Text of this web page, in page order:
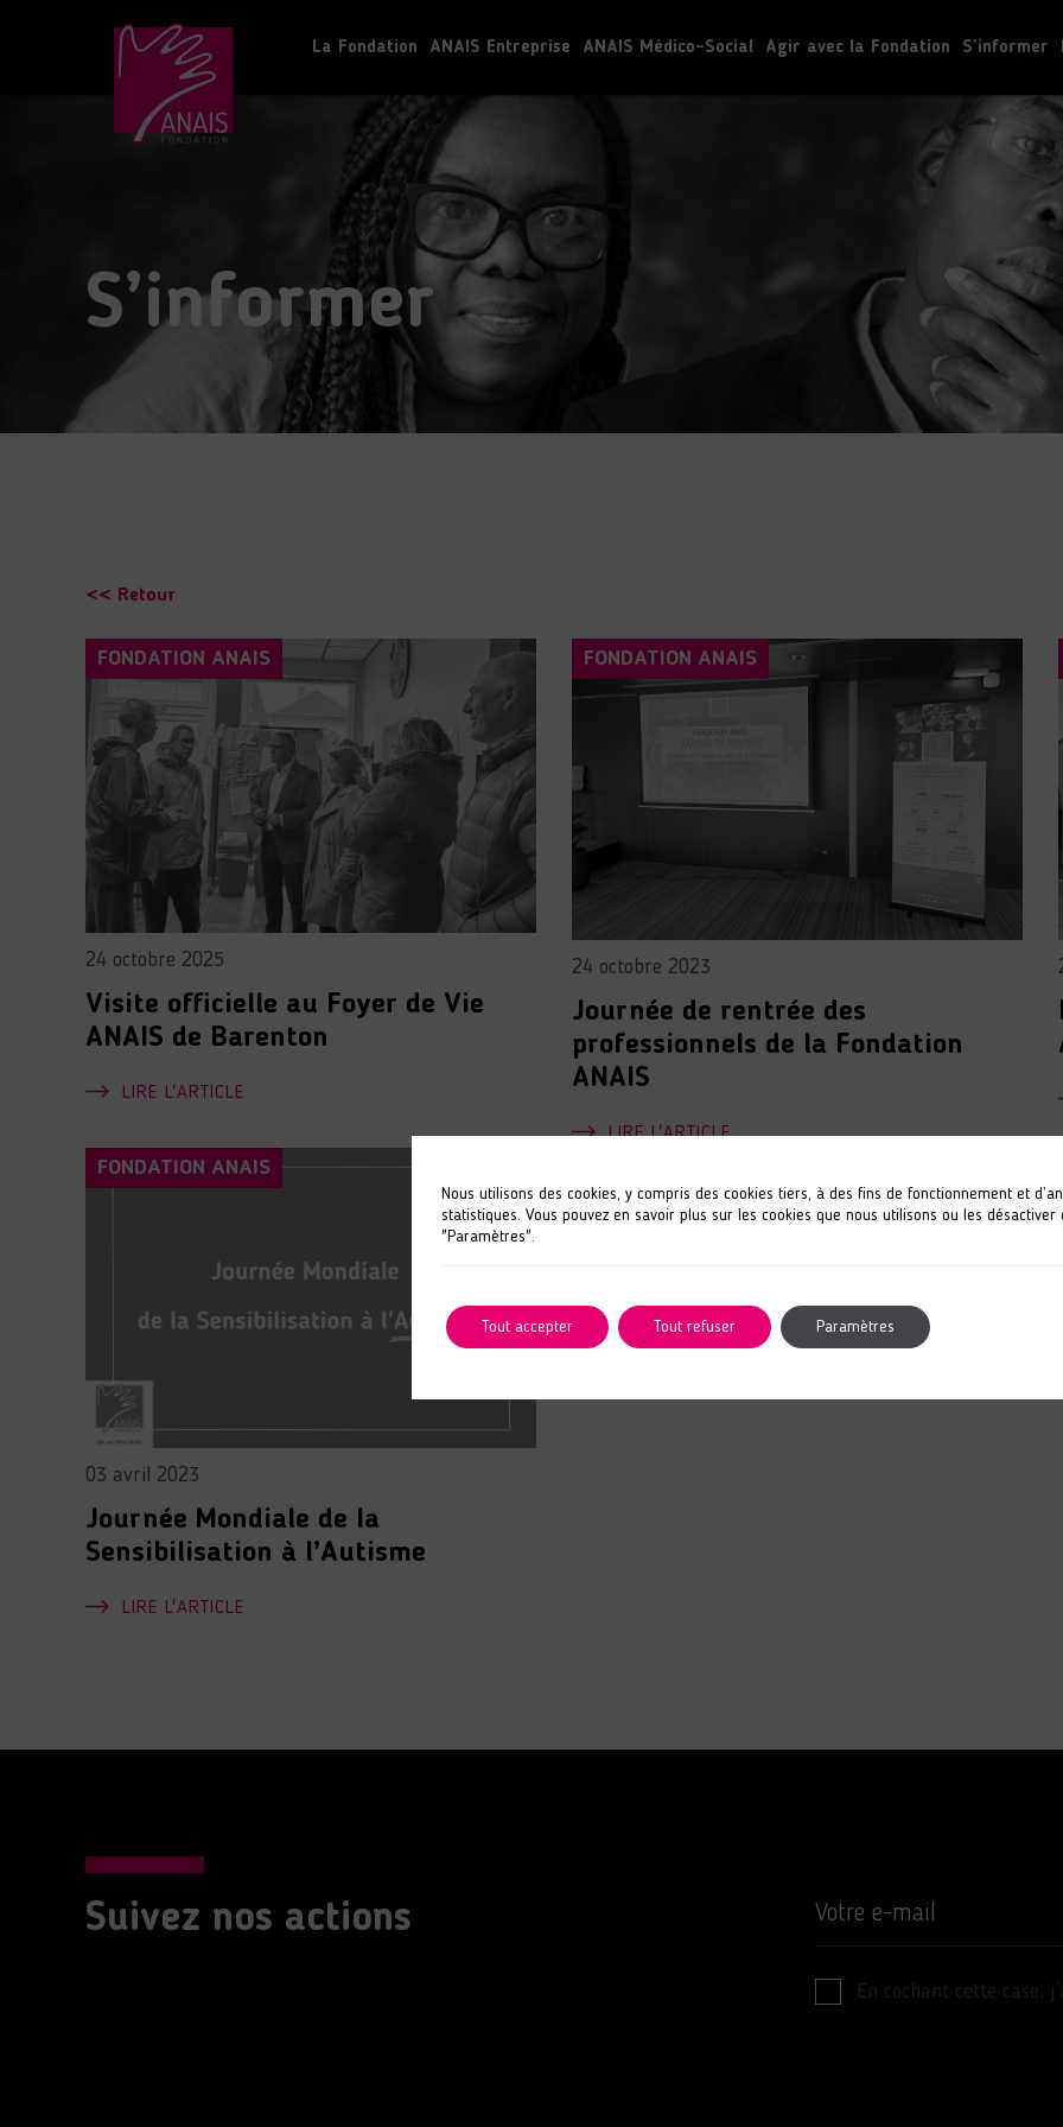
La Fondation ANAIS Entreprise ANAIS Médico-Social Agir avec la Fondation S’informer
S’informer
<< Retour
FONDATION ANAIS
24 octobre 2025
Visite officielle au Foyer de Vie
ANAIS de Barenton
LIRE L'ARTICLE
FONDATION ANAIS
24 octobre 2023
Journée de rentrée des
professionnels de la Fondation
ANAIS
LIRE L'ARTICLE
FONDATION ANAIS
03 avril 2023
Journée Mondiale de la
Sensibilisation à l’Autisme
LIRE L'ARTICLE
Suivez nos actions Votre e-mail
En cochant cette case,
Nous utilisons des cookies, y compris des cookies tiers, à des fins de fonctionnement et
statistiques. Vous pouvez en savoir plus sur les cookies que nous utilisons ou les désactiver
"Paramètres".
Tout accepter Tout refuser Paramètres